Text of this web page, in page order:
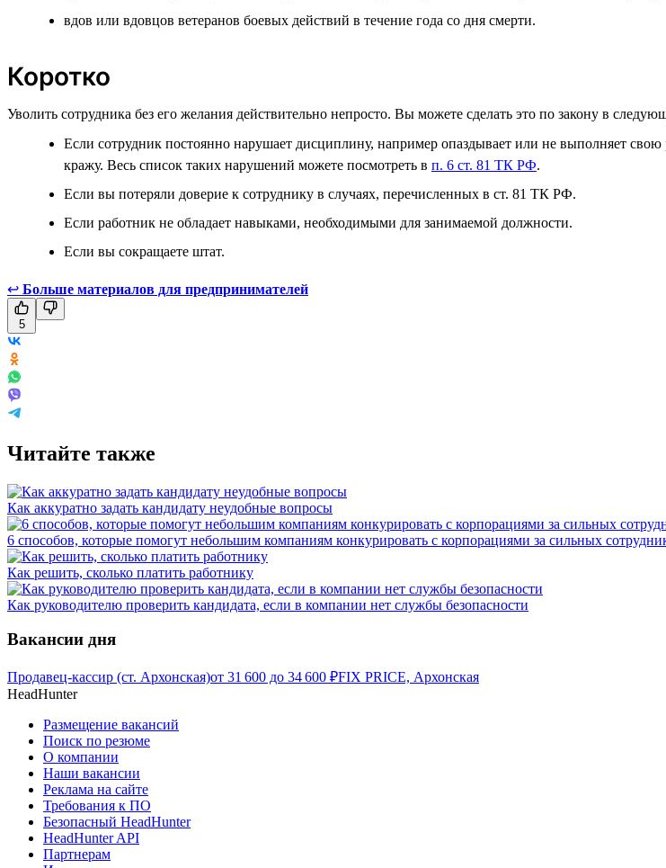
вдов или вдовцов ветеранов боевых действий в течение года со дня смерти.
Коротко
Уволить сотрудника без его желания действительно непросто. Вы можете сделать это по закону в
Если сотрудник постоянно нарушает дисциплину, например опаздывает или не выполняет
кражу. Весь список таких нарушений можете посмотреть в п. 6 ст. 81 ТК РФ.
Если вы потеряли доверие к сотруднику в случаях, перечисленных в ст. 81 ТК РФ.
Если работник не обладает навыками, необходимыми для занимаемой должности.
Если вы сокращаете штат.
↩ Больше материалов для предпринимателей
5
Читайте также
Как аккуратно задать кандидату неудобные вопросы
6 способов, которые помогут небольшим компаниям конкурировать с корпорациями за сильных
Как решить, сколько платить работнику
Как руководителю проверить кандидата, если в компании нет службы безопасности
Вакансии дня
Продавец-кассир (ст. Архонская)от 31 600 до 34 600 ₽FIX PRICE, Архонская
HeadHunter
Размещение вакансий
Поиск по резюме
О компании
Наши вакансии
Реклама на сайте
Требования к ПО
Безопасный HeadHunter
HeadHunter API
Партнерам